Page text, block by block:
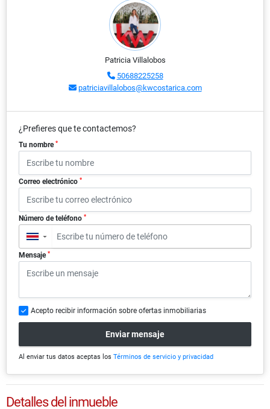
Patricia Villalobos
50688225258
patriciavillalobos@kwcostarica.com
¿Prefieres que te contactemos?
Tu nombre *
Correo electrónico *
Número de teléfono *
▼
Mensaje *
Acepto recibir información sobre ofertas inmobiliarias
Enviar mensaje
Al enviar tus datos aceptas los Términos de servicio y privacidad
Detalles del inmueble